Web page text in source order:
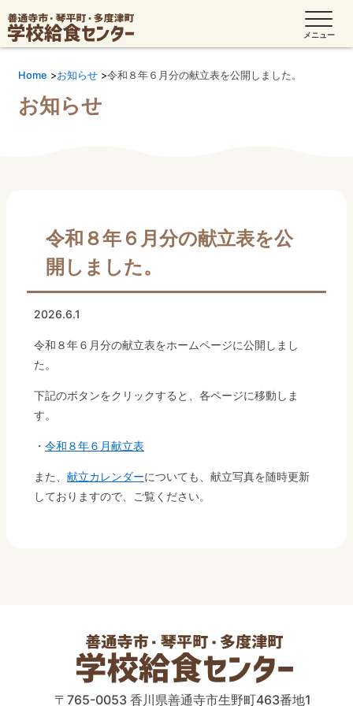
Home お知らせ 令和８年６月分の献立表を公開しました。
お知らせ
令和８年６月分の献立表を公
開しました。
2026.6.1
令和８年６月分の献立表をホームページに公開しまし
た。
下記のボタンをクリックすると、各ページに移動しま
す。
・ 令和８年６月献立表
また、 献立カレンダーについても、献立写真を随時更新
しておりますので、ご覧ください。
〒765-0053 香川県善通寺市生野町463番地1